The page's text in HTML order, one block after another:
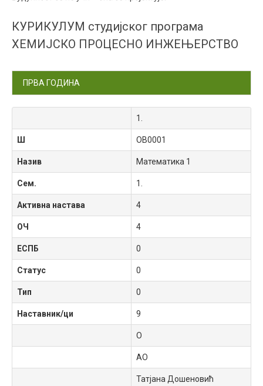
КУРИКУЛУМ студијског програма
ХЕМИЈСКО ПРОЦЕСНО ИНЖЕЊЕРСТВО
ПРВА ГОДИНА
1.
Ш OB0001
Назив Математика 1
Сем. 1.
Активна настава 4
ОЧ 4
ЕСПБ 0
Статус 0
Тип 0
Наставник/ци 9
O
АО
Татјана Дошеновић